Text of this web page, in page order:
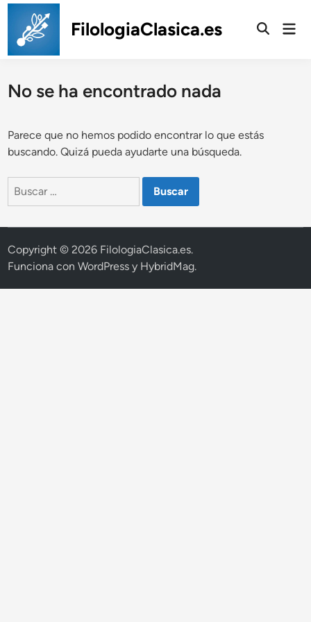
Saltar
contenido
FilologiaClasica.es
No se ha encontrado nada
Parece que no hemos podido encontrar lo que estás
buscando. Quizá pueda ayudarte una búsqueda.
Buscar:
Copyright © 2026 FilologiaClasica.es.
Funciona conWordPress y HybridMag.